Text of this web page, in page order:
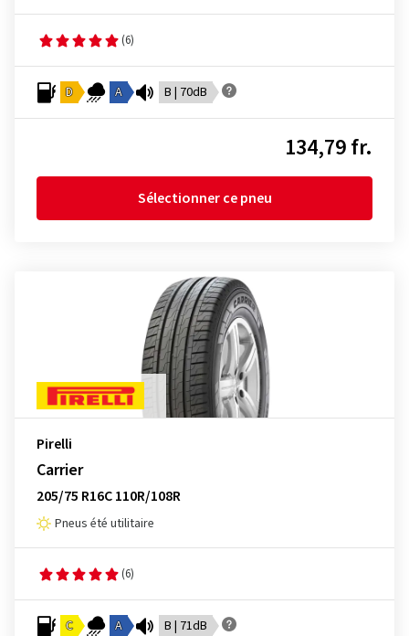
(6)
D A B | 70dB
134,79 fr.
Sélectionner ce pneu
Pirelli
Carrier
205/75 R16C 110R/108R
Pneus été utilitaire
(6)
C A B | 71dB